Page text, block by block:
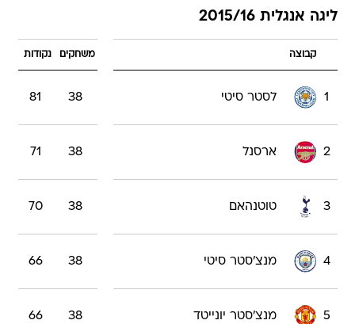
ליגה אנגלית 2015/16
קבוצה משחקים נקודות
1 לסטר סיטי 38
81
2 ארסנל 38
71
3 טוטנהאם 38
70
4 מנצ'סטר סיטי 38
66
5 מנצ'סטר יונייטד 38
66